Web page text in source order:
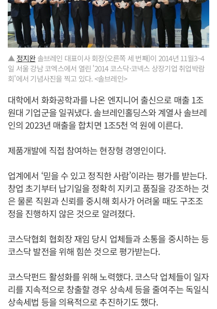
▲ 정지완솔브레인 대표이사 회장(오른쪽 세 번째)이 2014년 11월3~4
일 서울 강남 코엑스에서 열린 '2014 코스닥·코넥스 상장기업 취업박람
회'에서 기념사진을 찍고 있다. <솔브레인>
대학에서 화화공학과를 나온 엔지니어 출신으로 매출 1조
원대 기업군을 일궈냈다. 솔브레인홀딩스와 계열사 솔브레
인의 2023년 매출을 합치면 1조5천 억 원에 이른다.
제품개발에 직접 참여하는 현장형 경영인이다.
업계에서 ‘믿을 수 있고 정직한 사람’이라는 평가를 받는다.
창업 초기부터 납기일을 정확히 지키고 품질을 강조하는 것
은 물론 직원과 신뢰를 중시해 회사가 어려울 때도 구조조
정을 진행하지 않은 것으로 알려졌다.
코스닥협회 협회장 재임 당시 업체들과 소통을 중시하는 등
코스닥 발전을 위해 힘쓴 것으로 평가받는다.
코스닥펀드 활성화를 위해 노력했다. 코스닥 업체들이 일자
리를 지속적으로 창출할 경우 상속세 등을 줄여주는 독일식
상속세법 등을 의욕적으로 추진하기도 했다.